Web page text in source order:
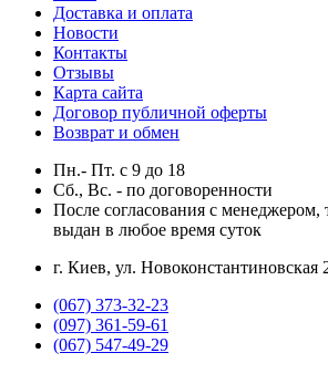
Доставка и оплата
Новости
Контакты
Отзывы
Карта сайта
Договор публичной оферты
Возврат и обмен
Пн.- Пт. с 9 до 18
Сб., Вс. - по договоренности
После согласования с менеджером,
выдан в любое время суток
г. Киев, ул. Новоконстантиновская
(067) 373-32-23
(097) 361-59-61
(067) 547-49-29